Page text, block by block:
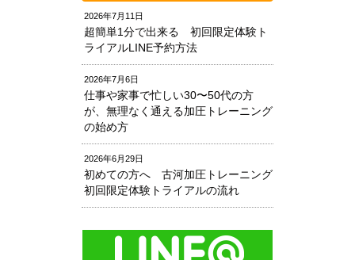
2026年7月11日
超簡単1分で出来る 初回限定体験ト
ライアルLINE予約方法
2026年7月6日
仕事や家事で忙しい30〜50代の方
が、無理なく通える加圧トレーニング
の始め方
2026年6月29日
初めての方へ 古河加圧トレーニング
初回限定体験トライアルの流れ